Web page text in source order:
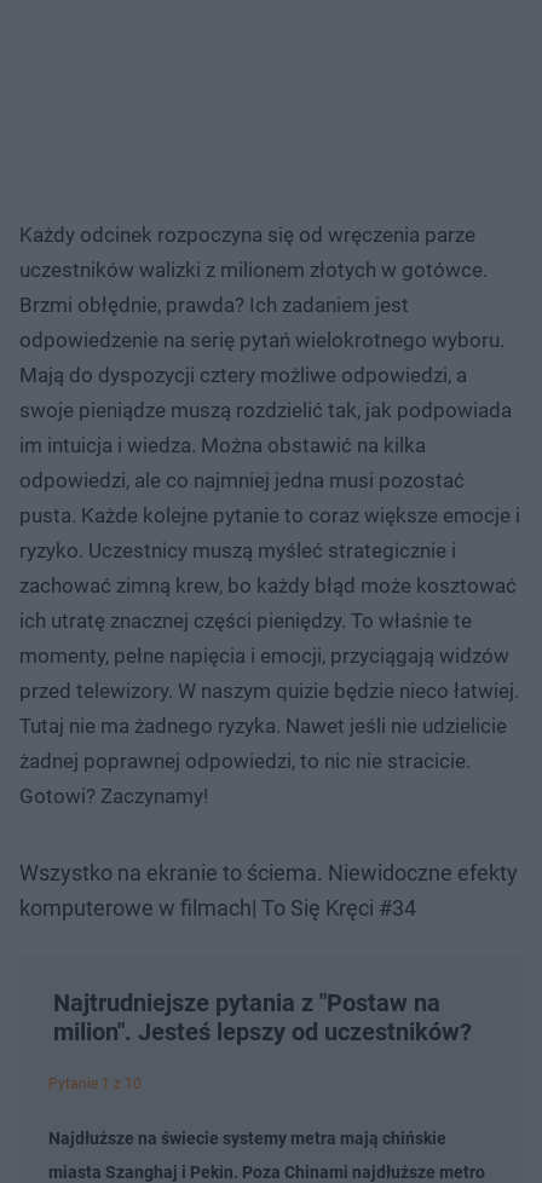
Każdy odcinek rozpoczyna się od wręczenia parze
uczestników walizki z milionem złotych w gotówce.
Brzmi obłędnie, prawda? Ich zadaniem jest
odpowiedzenie na serię pytań wielokrotnego wyboru.
Mają do dyspozycji cztery możliwe odpowiedzi, a
swoje pieniądze muszą rozdzielić tak, jak podpowiada
im intuicja i wiedza. Można obstawić na kilka
odpowiedzi, ale co najmniej jedna musi pozostać
pusta. Każde kolejne pytanie to coraz większe emocje i
ryzyko. Uczestnicy muszą myśleć strategicznie i
zachować zimną krew, bo każdy błąd może kosztować
ich utratę znacznej części pieniędzy. To właśnie te
momenty, pełne napięcia i emocji, przyciągają widzów
przed telewizory. W naszym quizie będzie nieco łatwiej.
Tutaj nie ma żadnego ryzyka. Nawet jeśli nie udzielicie
żadnej poprawnej odpowiedzi, to nic nie stracicie.
Gotowi? Zaczynamy!
Wszystko na ekranie to ściema. Niewidoczne efekty
komputerowe w filmach| To Się Kręci #34
Najtrudniejsze pytania z "Postaw na
milion". Jesteś lepszy od uczestników?
Pytanie 1 z 10
Najdłuższe na świecie systemy metra mają chińskie
miasta Szanghaj i Pekin. Poza Chinami najdłuższe metro